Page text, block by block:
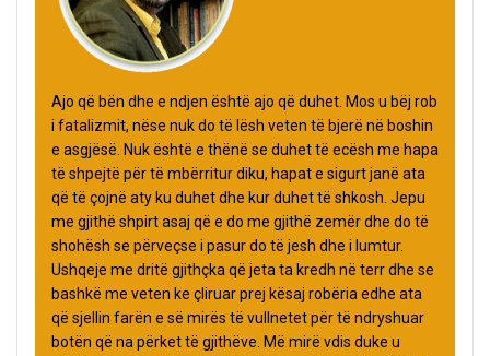
Ajo që bën dhe e ndjen është ajo që duhet. Mos u bëj rob
i fatalizmit, nëse nuk do të lësh veten të bjerë në boshin
e asgjësë. Nuk është e thënë se duhet të ecësh me hapa
të shpejtë për të mbërritur diku, hapat e sigurt janë ata
që të çojnë aty ku duhet dhe kur duhet të shkosh. Jepu
me gjithë shpirt asaj që e do me gjithë zemër dhe do të
shohësh se përveçse i pasur do të jesh dhe i lumtur.
Ushqeje me dritë gjithçka që jeta ta kredh në terr dhe se
bashkë me veten ke çliruar prej kësaj robëria edhe ata
që sjellin farën e së mirës të vullnetet për të ndryshuar
botën që na përket të gjithëve. Më mirë vdis duke u